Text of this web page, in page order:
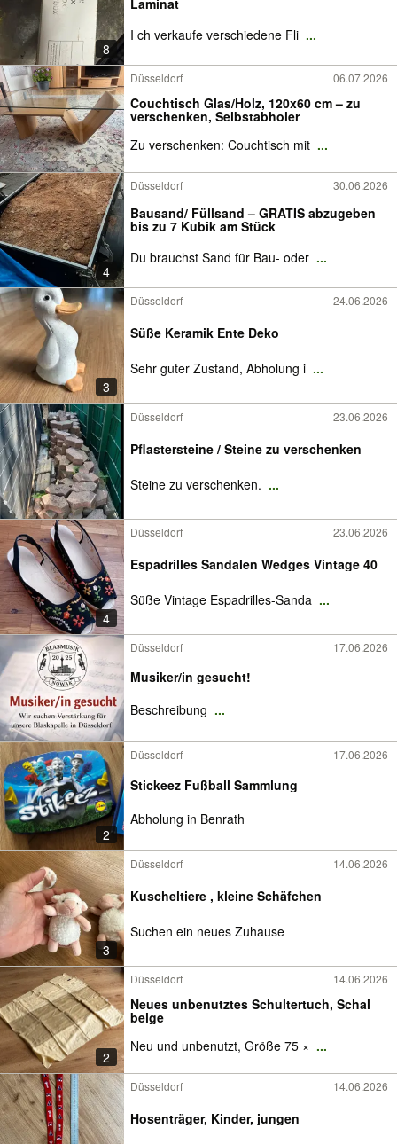
8
Laminat
I ch verkaufe verschiedene Fli ...
Düsseldorf 06.07.2026
Couchtisch Glas/Holz, 120x60 cm – zu
verschenken, Selbstabholer
Zu verschenken: Couchtisch mit ...
4
Düsseldorf 30.06.2026
Bausand/ Füllsand – GRATIS abzugeben
bis zu 7 Kubik am Stück
Du brauchst Sand für Bau- oder ...
3
Düsseldorf 24.06.2026
Süße Keramik Ente Deko
Sehr guter Zustand, Abholung i ...
Düsseldorf 23.06.2026
Pflastersteine / Steine zu verschenken
Steine zu verschenken. ...
4
Düsseldorf 23.06.2026
Espadrilles Sandalen Wedges Vintage 40
Süße Vintage Espadrilles-Sanda ...
Düsseldorf 17.06.2026
Musiker/in gesucht!
Beschreibung ...
2
Düsseldorf 17.06.2026
Stickeez Fußball Sammlung
Abholung in Benrath
3
Düsseldorf 14.06.2026
Kuscheltiere , kleine Schäfchen
Suchen ein neues Zuhause
2
Düsseldorf 14.06.2026
Neues unbenutztes Schultertuch, Schal
beige
Neu und unbenutzt, Größe 75 × ...
Düsseldorf 14.06.2026
Hosenträger, Kinder, jungen